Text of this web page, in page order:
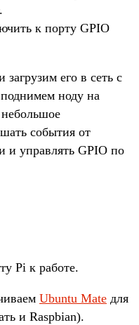
к порту GPIO
его в сеть с
ноду на
события от
и управлять GPIO по
Pi к работе.
Ubuntu Mate для
и Raspbian).